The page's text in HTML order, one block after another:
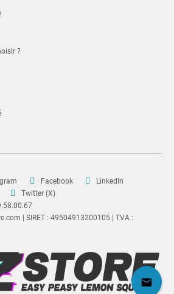
mail
?
Facebook
LinkedIn
Twitter (X)
| SIRET : 49504913200105 | TVA :